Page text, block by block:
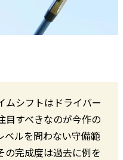
ムシフトはドライバー
目すべきなのが今作の
ベルを問わない守備範
の完成度は過去に例を